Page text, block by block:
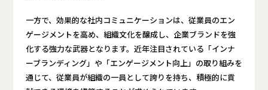
一方で、効果的な社内コミュニケーションは、従業員のエン
ゲージメントを高め、組織文化を醸成し、企業ブランドを強
化する強力な武器となります。近年注目されている「インナ
ーブランディング」や「エンゲージメント向上」の取り組みを
通じて、従業員が組織の一員として誇りを持ち、積極的に貢